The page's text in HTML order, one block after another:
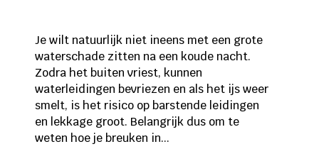
Je wilt natuurlijk niet ineens met een grote
waterschade zitten na een koude nacht.
Zodra het buiten vriest, kunnen
waterleidingen bevriezen en als het ijs weer
smelt, is het risico op barstende leidingen
en lekkage groot. Belangrijk dus om te
weten hoe je breuken in...